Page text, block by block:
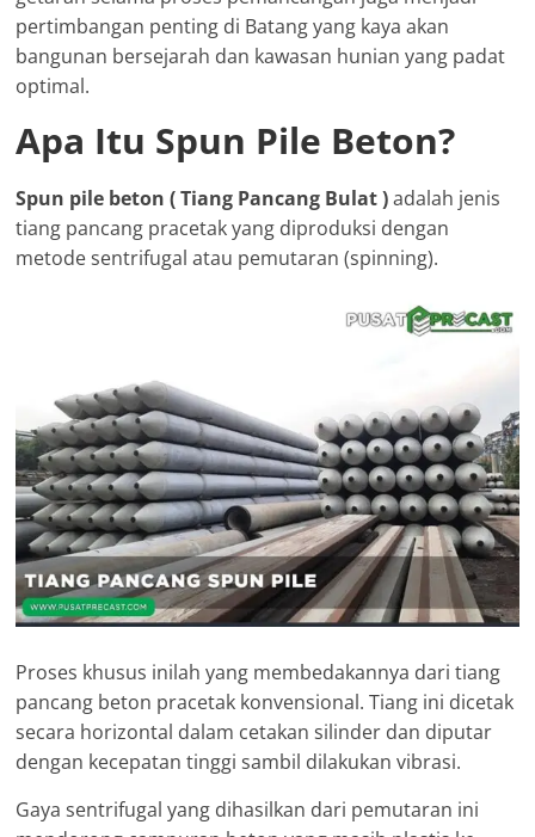
pertimbangan penting di Batang yang kaya akan
bangunan bersejarah dan kawasan hunian yang padat
optimal.
Apa Itu Spun Pile Beton?
Spun pile beton ( Tiang Pancang Bulat )adalah jenis
tiang pancang pracetak yang diproduksi dengan
metode sentrifugal atau pemutaran (spinning).
Proses khusus inilah yang membedakannya dari tiang
pancang beton pracetak konvensional. Tiang ini dicetak
secara horizontal dalam cetakan silinder dan diputar
dengan kecepatan tinggi sambil dilakukan vibrasi.
Gaya sentrifugal yang dihasilkan dari pemutaran ini